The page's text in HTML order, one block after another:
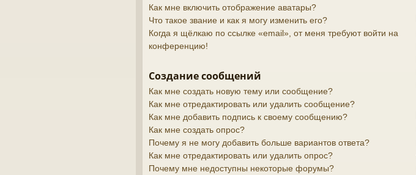
Как мне включить отображение аватары?
Что такое звание и как я могу изменить его?
Когда я щёлкаю по ссылке «email», от меня требуют войти на
конференцию!
Создание сообщений
Как мне создать новую тему или сообщение?
Как мне отредактировать или удалить сообщение?
Как мне добавить подпись к своему сообщению?
Как мне создать опрос?
Почему я не могу добавить больше вариантов ответа?
Как мне отредактировать или удалить опрос?
Почему мне недоступны некоторые форумы?